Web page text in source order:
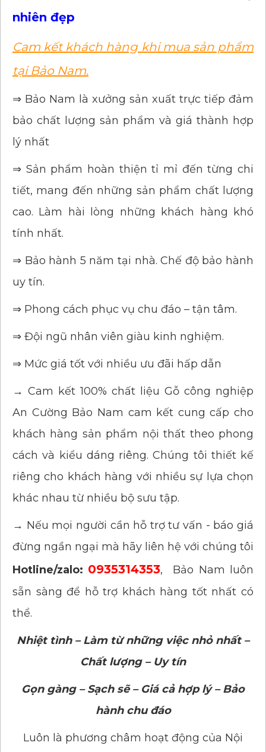
nhiên đẹp
Cam kết khách hàng khi mua sản phẩm
tại Bảo Nam.
⇒ Bảo Nam là xưởng sản xuất trực tiếp đảm
bảo chất lượng sản phẩm và giá thành hợp
lý nhất
⇒ Sản phẩm hoàn thiện tỉ mỉ đến từng chi
tiết, mang đến những sản phẩm chất lượng
cao. Làm hài lòng những khách hàng khó
tính nhất.
⇒ Bảo hành 5 năm tại nhà. Chế độ bảo hành
uy tín.
⇒ Phong cách phục vụ chu đáo – tận tâm.
⇒ Đội ngũ nhân viên giàu kinh nghiệm.
⇒ Mức giá tốt với nhiều ưu đãi hấp dẫn
→ Cam kết 100% chất liệu Gỗ công nghiệp
An Cường Bảo Nam cam kết cung cấp cho
khách hàng sản phẩm nội thất theo phong
cách và kiểu dáng riêng. Chúng tôi thiết kế
riêng cho khách hàng với nhiều sự lựa chọn
khác nhau từ nhiều bộ sưu tập.
→ Nếu mọi người cần hỗ trợ tư vấn - báo giá
đừng ngần ngại mà hãy liên hệ với chúng tôi
Hotline/zalo: 0935314353, Bảo Nam luôn
sẵn sàng để hỗ trợ khách hàng tốt nhất có
thể.
Nhiệt tình – Làm từ những việc nhỏ nhất –
Chất lượng – Uy tín
Gọn gàng – Sạch sẽ – Giá cả hợp lý – Bảo
hành chu đáo
Luôn là phương châm hoạt động của Nội